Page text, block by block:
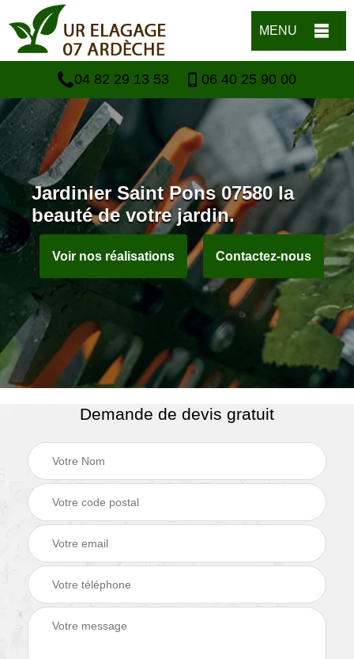
MENU
04 82 29 13 53 06 40 25 90 00
Jardinier Saint Pons 07580 la
beauté de votre jardin.
Voir nos réalisations Contactez-nous
Demande de devis gratuit